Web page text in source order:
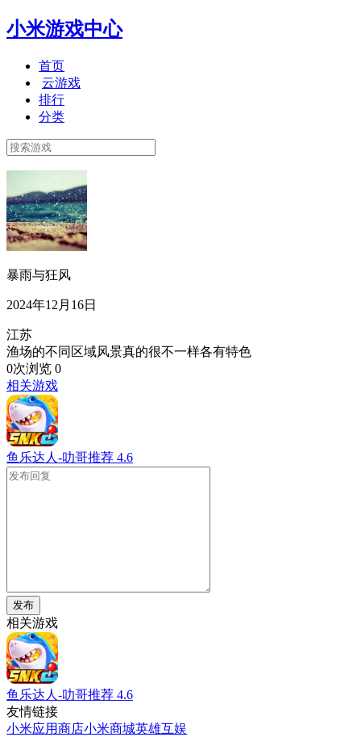
小米游戏中心
首页
云游戏
排行
分类
暴雨与狂风
2024年12月16日
江苏
渔场的不同区域风景真的很不一样各有特色
0次浏览 0
相关游戏
鱼乐达人-叻哥推荐 4.6
发布
相关游戏
鱼乐达人-叻哥推荐 4.6
友情链接
小米应用商店小米商城英雄互娱